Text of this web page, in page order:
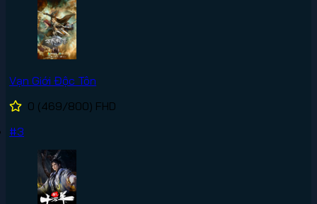
Vạn Giới Độc Tôn
0 (469/800) FHD
#3